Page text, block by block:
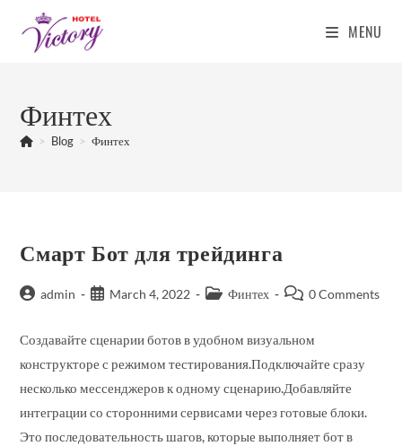
content
MENU
Финтех
> Blog > Финтех
Смарт Бот для трейдинга
Postadmin
PostMarch 4, 2022
PostФинтех
Post0 Comments
Создавайте сценарии ботов в удобном визуальном
конструкторе с режимом тестирования.Подключайте сразу
несколько мессенджеров к одному сценарию.Добавляйте
интеграции со сторонними сервисами через готовые блоки.
Это последовательность шагов, которые выполняет бот в